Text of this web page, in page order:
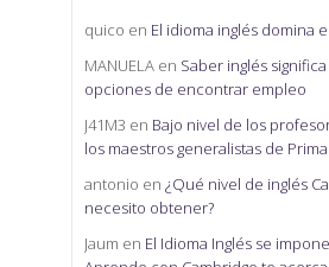
quico en El idioma inglés domina
MANUELA en Saber inglés
opciones de encontrar empleo
J41M3 en Bajo nivel de los
los maestros generalistas de
antonio en ¿Qué nivel de inglés
necesito obtener?
Jaum en El Idioma Inglés se